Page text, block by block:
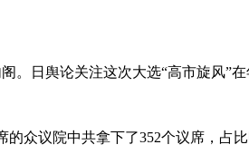
。日舆论关注这次大选“高市旋风”
众议院中共拿下了352个议席，占